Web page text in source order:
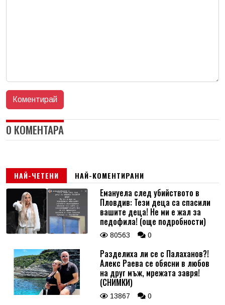
0 КОМЕНТАРА
НАЙ-ЧЕТЕНИ НАЙ-КОМЕНТИРАНИ
Емануела след убийството в
Пловдив: Тези деца са спасили
вашите деца! Не ми е жал за
педофила! (още подробности)
80563 0
Разделиха ли се с Палаханов?!
Алекс Раева се обясни в любов
на друг мъж, мрежата завря!
(СНИМКИ)
13867 0